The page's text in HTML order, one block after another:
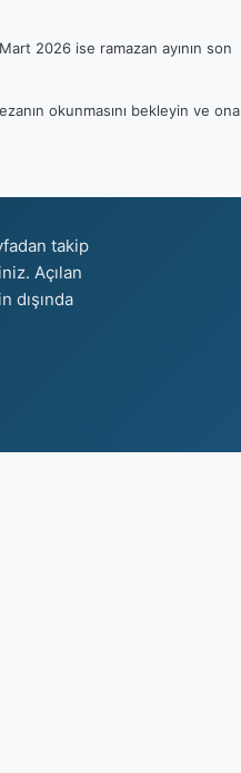
2026 ise ramazan ayının son
okunmasını bekleyin ve ona
takip
Açılan
dışında